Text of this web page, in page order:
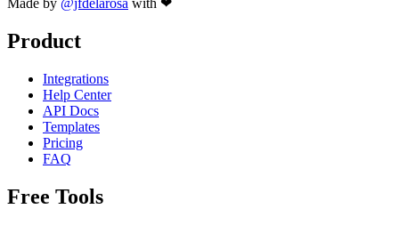
Made by @jfdelarosa with ❤
Product
Integrations
Help Center
API Docs
Templates
Pricing
FAQ
Free Tools